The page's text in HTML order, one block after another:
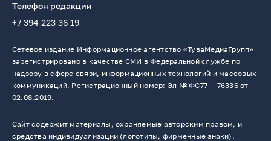
Телефон редакции
+7 394 223 36 19
Сетевое издание Информационное агентство «ТуваМедиаГрупп»
зарегистрировано в качестве СМИ в Федеральной службе по
надзору в сфере связи, информационных технологий и массовых
коммуникаций. Регистрационный номер: Эл № ФС77 — 76336 от
02.08.2019.
Сайт содержит материалы, охраняемые авторским правом, и
средства индивидуализации (логотипы, фирменные знаки).